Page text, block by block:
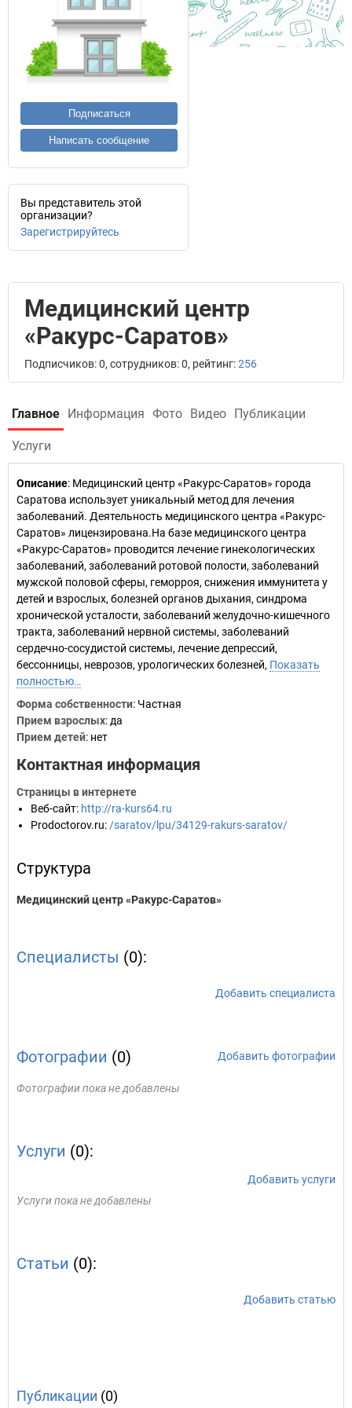
Подписаться
Написать сообщение
Вы представитель этой
организации?
Зарегистрируйтесь
Медицинский центр
«Ракурс-Саратов»
Подписчиков: 0, сотрудников: 0, рейтинг:256
Главное Информация Фото Видео Публикации
Услуги
Описание: Медицинский центр «Ракурс-Саратов» города
Саратова использует уникальный метод для лечения
заболеваний. Деятельность медицинского центра «Ракурс-
Саратов» лицензирована.На базе медицинского центра
«Ракурс-Саратов» проводится лечение гинекологических
заболеваний, заболеваний ротовой полости, заболеваний
мужской половой сферы, геморроя, снижения иммунитета у
детей и взрослых, болезней органов дыхания, синдрома
хронической усталости, заболеваний желудочно-кишечного
тракта, заболеваний нервной системы, заболеваний
сердечно-сосудистой системы, лечение депрессий,
бессонницы, неврозов, урологических болезней, Показать
полностью…
Форма собственности: Частная
Прием взрослых: да
Прием детей: нет
Контактная информация
Страницы в интернете
Веб-сайт: http://ra-kurs64.ru
Prodoctorov.ru: /saratov/lpu/34129-rakurs-saratov/
Структура
Медицинский центр «Ракурс-Саратов»
Специалисты (0):
Добавить специалиста
Фотографии (0) Добавить фотографии
Фотографии пока не добавлены
Услуги (0):
Добавить услуги
Услуги пока не добавлены
Статьи (0):
Добавить статью
Публикации (0)